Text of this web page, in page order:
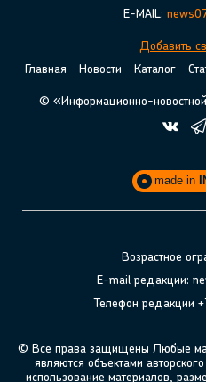
E-MAIL:
Добавить
Главная
Новости Каталог
© «Информационно-
made in
Возрастное
E-mail редакции:
Телефон редакции
© Все права защищены Любые
являются объектами
использование материалов,